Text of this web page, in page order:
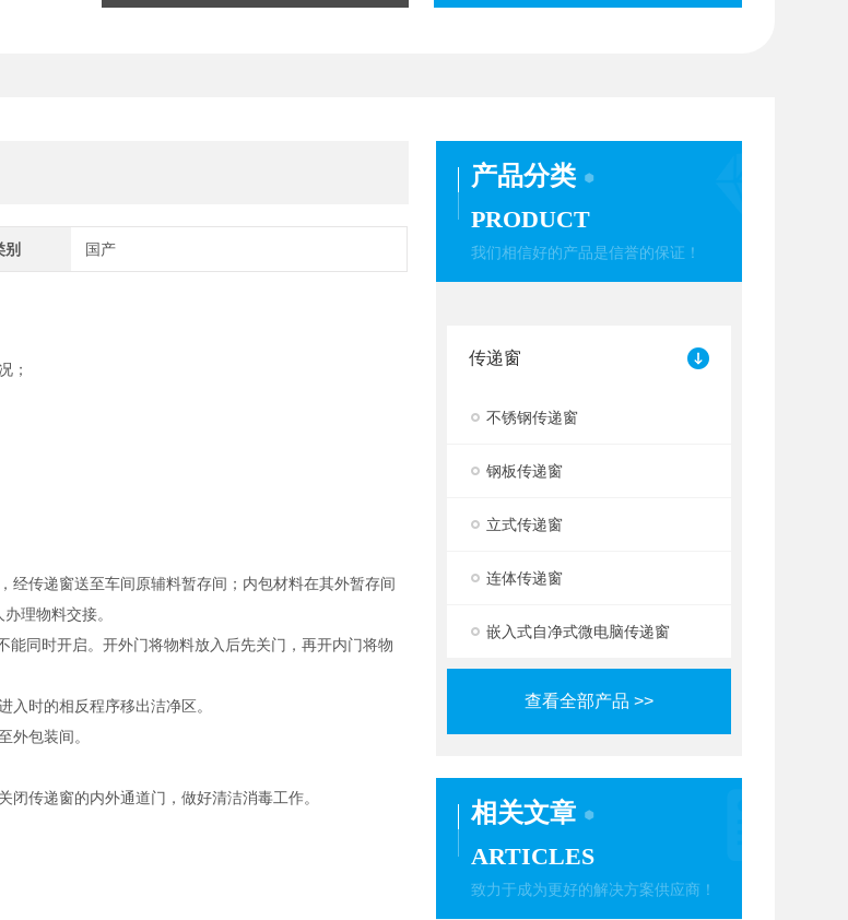
产品分类
PRODUCT
我们相信好的产品是信誉的保证！
传递窗
不锈钢传递窗
钢板传递窗
立式传递窗
连体传递窗
嵌入式自净式微电脑传递窗
查看全部产品 >>
相关文章
ARTICLES
致力于成为更好的解决方案供应商！
别 国产
；
经传递窗送至车间原辅料暂存间；内包材料在其外暂存间
理物料交接。
能同时开启。开外门将物料放入后先关门，再开内门将物
入时的相反程序移出洁净区。
外包装间。
传递窗的内外通道门，做好清洁消毒工作。